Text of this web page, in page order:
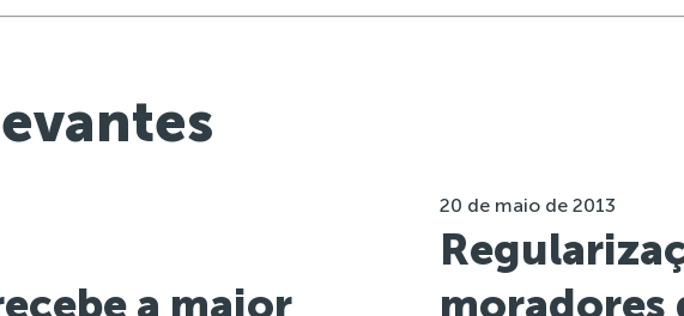
a maior
20 de maio de 2013
moradores